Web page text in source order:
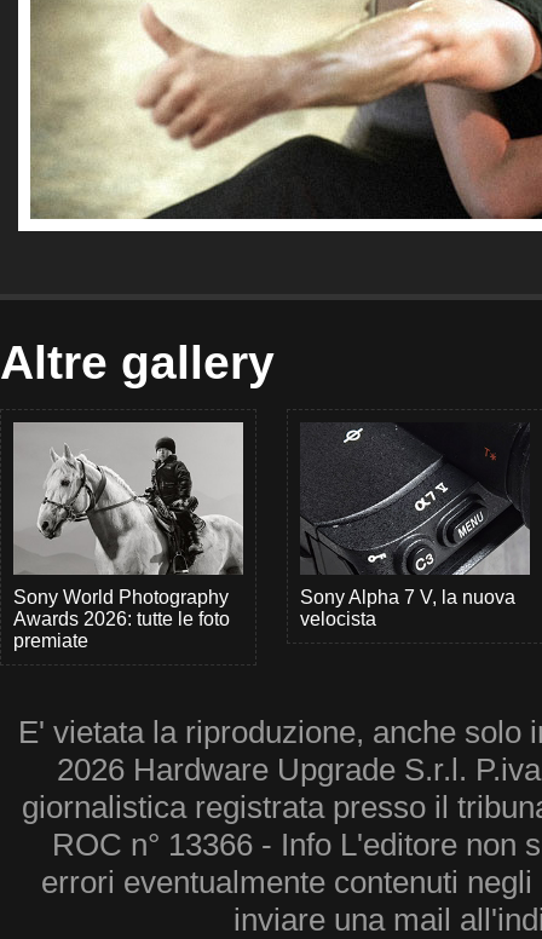
Altre gallery
Sony World Photography
Awards 2026: tutte le foto
premiate
Sony Alpha 7 V, la nuova
velocista
E' vietata la riproduzione, anche solo
2026 Hardware Upgrade S.r.l.
giornalistica registrata presso il
ROC n° 13366 - Info L'editore non
errori eventualmente contenuti
inviare una mail